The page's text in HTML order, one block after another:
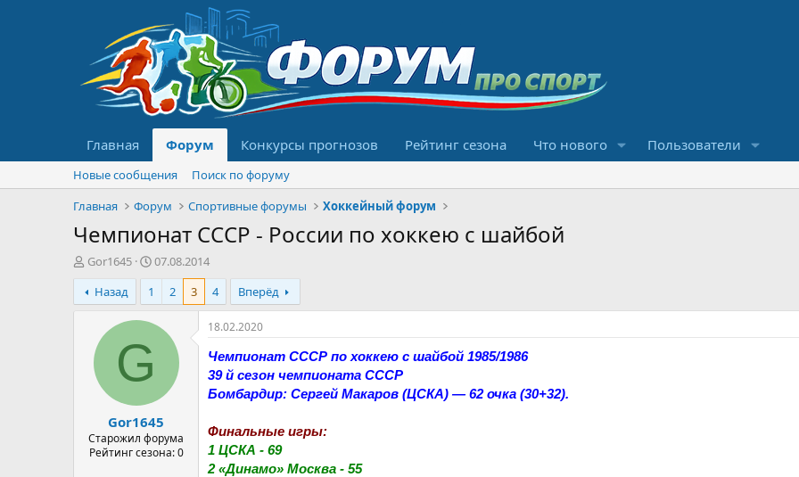
Главная Форум Конкурсы прогнозов Рейтинг сезона Что нового Пользователи
Новые сообщения
Поиск по форуму
Главная
Форум Спортивные форумы Хоккейный форум
Чемпионат СССР - России по хоккею с шайбой
А
в
т
о
м
Gor1645
Д
а
а
н
а
07.08.2014
Назад
1 2 3 4 Вперёд
G
Gor1645
Старожил форума
Рейтинг сезона: 0
18.02.2020
Чемпионат СССР по хоккею с шайбой 1985/1986
39 й сезон чемпионата СССР
Бомбардир: Сергей Макаров (ЦСКА) — 62 очка (30+32).
Финальные игры:
1 ЦСКА - 69
2 «Динамо» Москва - 55